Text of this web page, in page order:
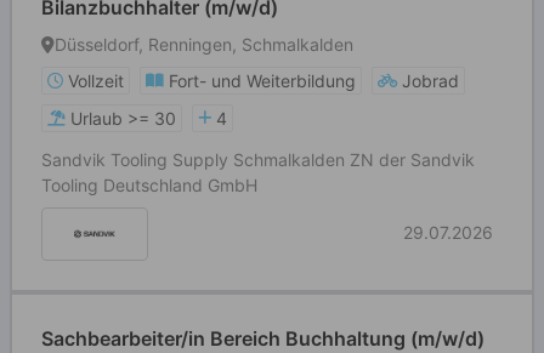
Bilanzbuchhalter (m/w/d)
Düsseldorf, Renningen, Schmalkalden
Vollzeit
Fort- und Weiterbildung
Jobrad
Urlaub >= 30
4
Sandvik Tooling Supply Schmalkalden ZN der Sandvik
Tooling Deutschland GmbH
29.07.2026
Sachbearbeiter/in Bereich Buchhaltung (m/w/d)